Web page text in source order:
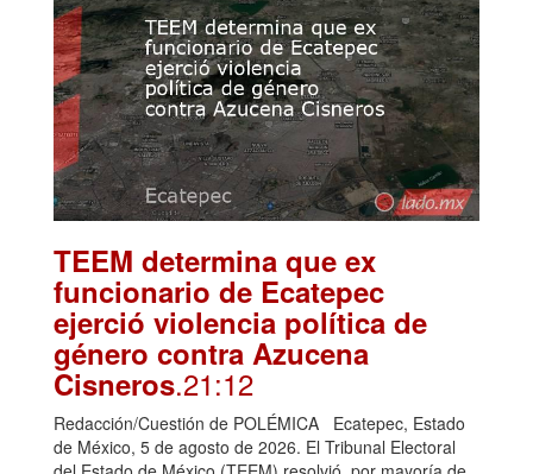
TEEM determina que ex
funcionario de Ecatepec
ejerció violencia política de
género contra Azucena
Cisneros.21:12
Redacción/Cuestión de POLÉMICA Ecatepec, Estado
de México, 5 de agosto de 2026. El Tribunal Electoral